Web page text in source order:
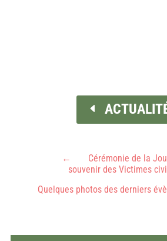
←
Cérémonie de la
souvenir des Victimes
Quelques photos des derniers